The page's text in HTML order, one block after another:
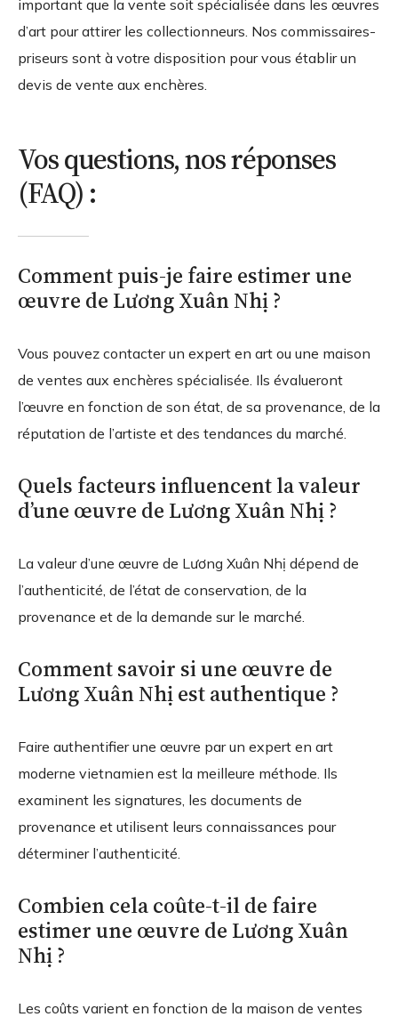
important que la vente soit spécialisée dans les œuvres
d’art pour attirer les collectionneurs. Nos commissaires-
priseurs sont à votre disposition pour vous établir un
devis de vente aux enchères.
Vos questions, nos réponses
(FAQ) :
Comment puis-je faire estimer une
œuvre de Lương Xuân Nhị ?
Vous pouvez contacter un expert en art ou une maison
de ventes aux enchères spécialisée. Ils évalueront
l’œuvre en fonction de son état, de sa provenance, de la
réputation de l’artiste et des tendances du marché.
Quels facteurs influencent la valeur
d’une œuvre de Lương Xuân Nhị ?
La valeur d’une œuvre de Lương Xuân Nhị dépend de
l’authenticité, de l’état de conservation, de la
provenance et de la demande sur le marché.
Comment savoir si une œuvre de
Lương Xuân Nhị est authentique ?
Faire authentifier une œuvre par un expert en art
moderne vietnamien est la meilleure méthode. Ils
examinent les signatures, les documents de
provenance et utilisent leurs connaissances pour
déterminer l’authenticité.
Combien cela coûte-t-il de faire
estimer une œuvre de Lương Xuân
Nhị ?
Les coûts varient en fonction de la maison de ventes